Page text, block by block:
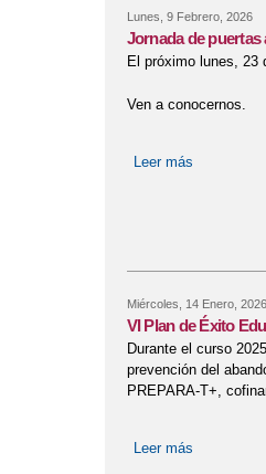
Lunes, 9 Febrero, 2026
Jornada de puertas
El próximo lunes, 23
Ven a conocernos.
Leer más
Miércoles, 14 Enero, 2026
VI Plan de Éxito
Durante el curso
prevención del
PREPARA-T+,
Leer más